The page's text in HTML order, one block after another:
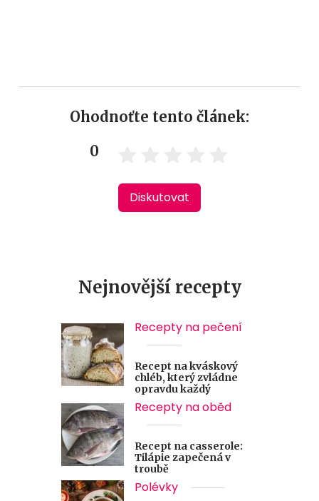
Ohodnoťte tento článek:
0
Diskutovat
Nejnovější recepty
Recepty na pečení
Recept na kváskový
chléb, který zvládne
opravdu každý
Recepty na oběd
Recept na casserole:
Tilápie zapečená v
troubě
Polévky